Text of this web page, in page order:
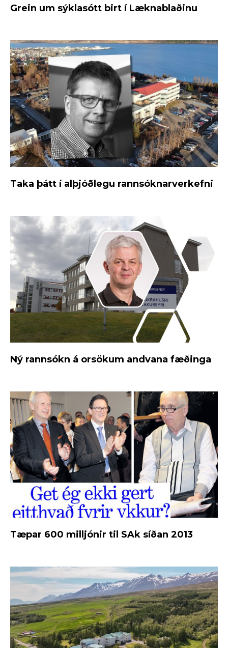
Grein um sýklasótt birt í Læknablaðinu
Taka þátt í alþjóðlegu rannsóknarverkefni
Ný rannsókn á orsökum andvana fæðinga
Tæpar 600 milljónir til SAk síðan 2013